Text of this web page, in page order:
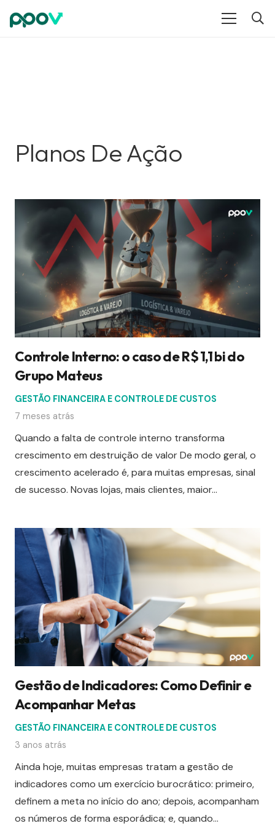
Planos De Ação
Controle Interno: o caso de R$ 1,1 bi do
Grupo Mateus
GESTÃO FINANCEIRA E CONTROLE DE CUSTOS
7 meses atrás
Quando a falta de controle interno transforma
crescimento em destruição de valor De modo geral, o
crescimento acelerado é, para muitas empresas, sinal
de sucesso. Novas lojas, mais clientes, maior…
Gestão de Indicadores: Como Definir e
Acompanhar Metas
GESTÃO FINANCEIRA E CONTROLE DE CUSTOS
3 anos atrás
Ainda hoje, muitas empresas tratam a gestão de
indicadores como um exercício burocrático: primeiro,
definem a meta no início do ano; depois, acompanham
os números de forma esporádica; e, quando…